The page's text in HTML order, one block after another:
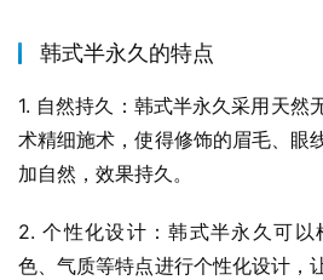
韩式半永久的特点
1. 自然持久：韩式半永久采用天然
术精细施术，使得修饰的眉毛、眼
加自然，效果持久。
2. 个性化设计：韩式半永久可
色、气质等特点进行个性化设计，